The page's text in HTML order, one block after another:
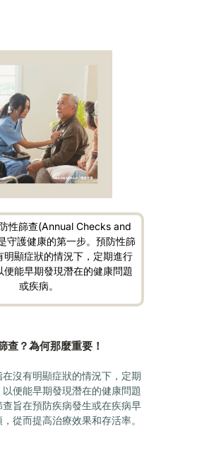
性篩查(Annual Checks and
守護健康的第一步。預防性篩
明顯症狀的情況下，定期進行
便能早期發現潛在的健康問題
或疾病。
查？為何那麼重要！
沒有明顯症狀的情況下，定期
便能早期發現潛在的健康問題
旨在預防疾病發生或在疾病早
從而提高治療效果和存活率。